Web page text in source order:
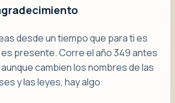
desde un tiempo que para ti es
presente. Corre el año 349 antes
cambien los nombres de las
y las leyes, hay algo